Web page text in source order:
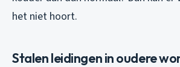
het niet hoort.
Stalen leidingen in oudere